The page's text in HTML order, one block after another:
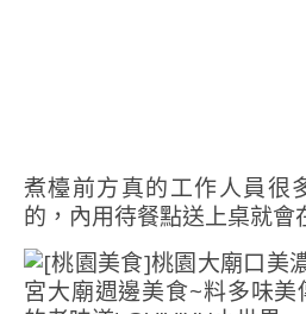
煮檯前方真的工作人員很
的，內用待餐點送上桌就會